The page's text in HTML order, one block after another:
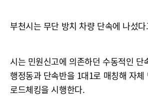
부천시는 무단 방치 차량 단속에 나섰
시는 민원신고에 의존하던 수동적인 단
행정동과 단속반을 1대1로 매칭해 자체
로드체킹을 시행한다.